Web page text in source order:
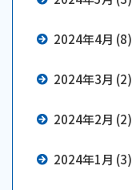
2024年4月 (8)
2024年3月 (2)
2024年2月 (2)
2024年1月 (3)